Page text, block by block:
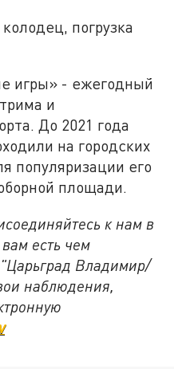
погрузка
игры» - ежегодный
и
До 2021 года
на городских
популяризации его
площади.
к нам в
есть чем
Владимир/
наблюдения,